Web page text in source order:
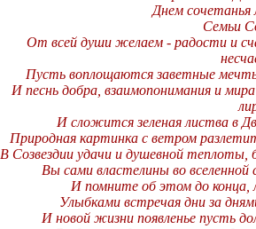
Днем сочетанья
Семьи
От всей души желаем - радости и
Пусть воплощаются заветные
И песнь добра, взаимопонимания и
И сложится зеленая листва в
Природная картинка с ветром
В Созвездии удачи и душевной теплоты,
Вы сами властелины во вселенной
И помните об этом до конца,
Улыбками встречая дни за
И новой жизни появленье пусть